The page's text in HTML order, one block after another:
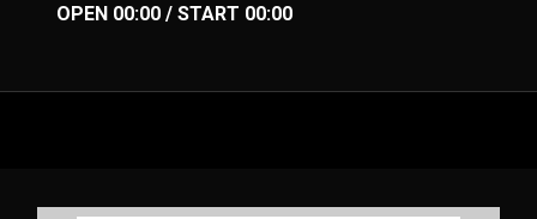
OPEN 00:00 / START 00:00